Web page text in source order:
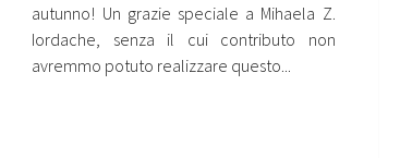
autunno! Un grazie speciale a Mihaela Z.
Iordache, senza il cui contributo non
avremmo potuto realizzare questo...